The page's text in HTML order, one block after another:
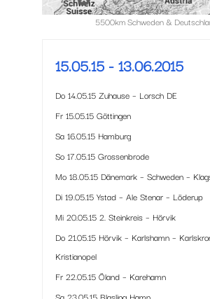
5500km Schweden &
15.05.15 - 13.06.2015
Do 14.05.15 Zuhause – Lorsch DE
Fr 15.05.15 Göttingen
Sa 16.05.15 Hamburg
So 17.05.15 Grossenbrode
Mo 18.05.15 Dänemark – Schweden –
Di 19.05.15 Ystad – Ale Stenar – Löderup
Mi 20.05.15 2. Steinkreis – Hörvik
Do 21.05.15 Hörvik – Karlshamn –
Kristianopel
Fr 22.05.15 Öland – Karehamn